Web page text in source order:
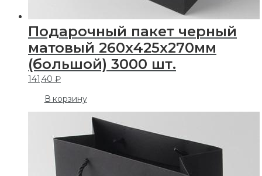
Подарочный пакет черный
матовый 260х425х270мм
(большой) 3000 шт.
141,40₽
В корзину